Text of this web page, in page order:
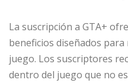
La suscripción a GTA+
beneficios diseñados
juego. Los suscriptores
dentro del juego que no